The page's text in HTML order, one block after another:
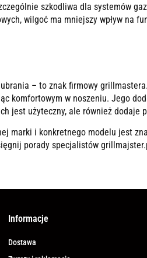
szkodliwa dla systemów
wilgoć ma mniejszy wpływ na
– to znak firmowy
komfortowym w noszeniu. Jego
jest użyteczny, ale również dodaje
marki i konkretnego modelu jest
porady specjalistów
Informacje
Dostawa